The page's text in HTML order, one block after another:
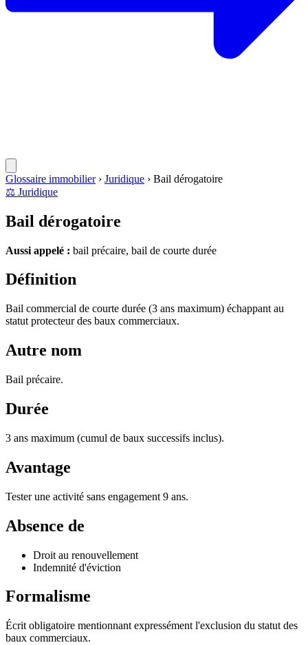
Glossaire immobilier› Juridique › Bail dérogatoire
⚖️ Juridique
Bail dérogatoire
Aussi appelé : bail précaire, bail de courte durée
Définition
Bail commercial de courte durée (3 ans maximum) échappant au
statut protecteur des baux commerciaux.
Autre nom
Bail précaire.
Durée
3 ans maximum (cumul de baux successifs inclus).
Avantage
Tester une activité sans engagement 9 ans.
Absence de
Droit au renouvellement
Indemnité d'éviction
Formalisme
Écrit obligatoire mentionnant expressément l'exclusion du statut des
baux commerciaux.